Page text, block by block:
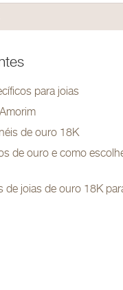
para joias
de ouro 18K
de ouro e como
de joias de ouro 18K